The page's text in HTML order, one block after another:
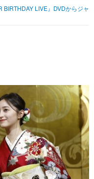
その他
LIVE』DVDからジャ